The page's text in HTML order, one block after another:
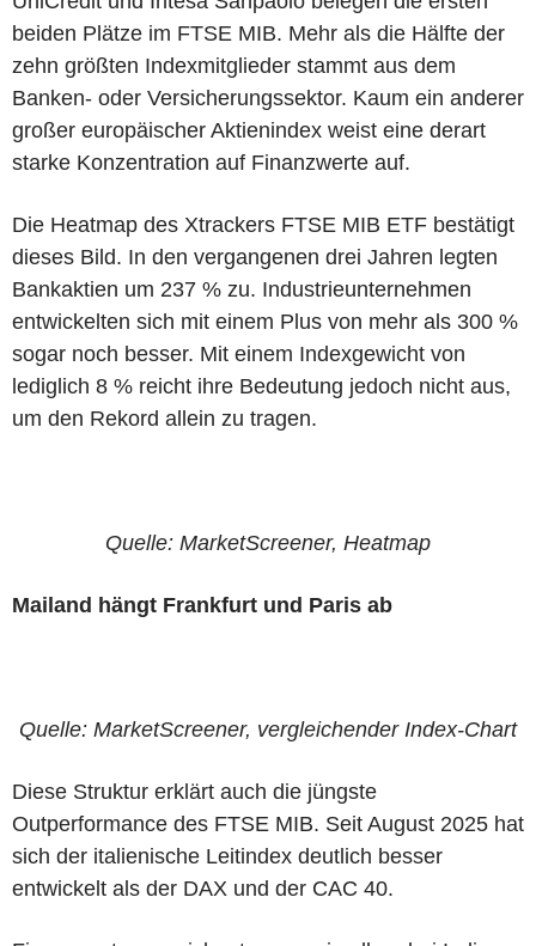
beiden Plätze im FTSE MIB. Mehr als die Hälfte der
zehn größten Indexmitglieder stammt aus dem
Banken- oder Versicherungssektor. Kaum ein anderer
großer europäischer Aktienindex weist eine derart
starke Konzentration auf Finanzwerte auf.
Die Heatmap des Xtrackers FTSE MIB ETF bestätigt
dieses Bild. In den vergangenen drei Jahren legten
Bankaktien um 237 % zu. Industrieunternehmen
entwickelten sich mit einem Plus von mehr als 300 %
sogar noch besser. Mit einem Indexgewicht von
lediglich 8 % reicht ihre Bedeutung jedoch nicht aus,
um den Rekord allein zu tragen.
Quelle: MarketScreener, Heatmap
Mailand hängt Frankfurt und Paris ab
Quelle: MarketScreener, vergleichender Index-Chart
Diese Struktur erklärt auch die jüngste
Outperformance des FTSE MIB. Seit August 2025 hat
sich der italienische Leitindex deutlich besser
entwickelt als der DAX und der CAC 40.